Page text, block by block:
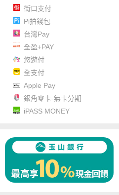
街口支付
Pi拍錢包
台灣Pay
全盈+PAY
悠遊付
全支付
Apple Pay
銀角零卡-無卡分期
iPASS MONEY